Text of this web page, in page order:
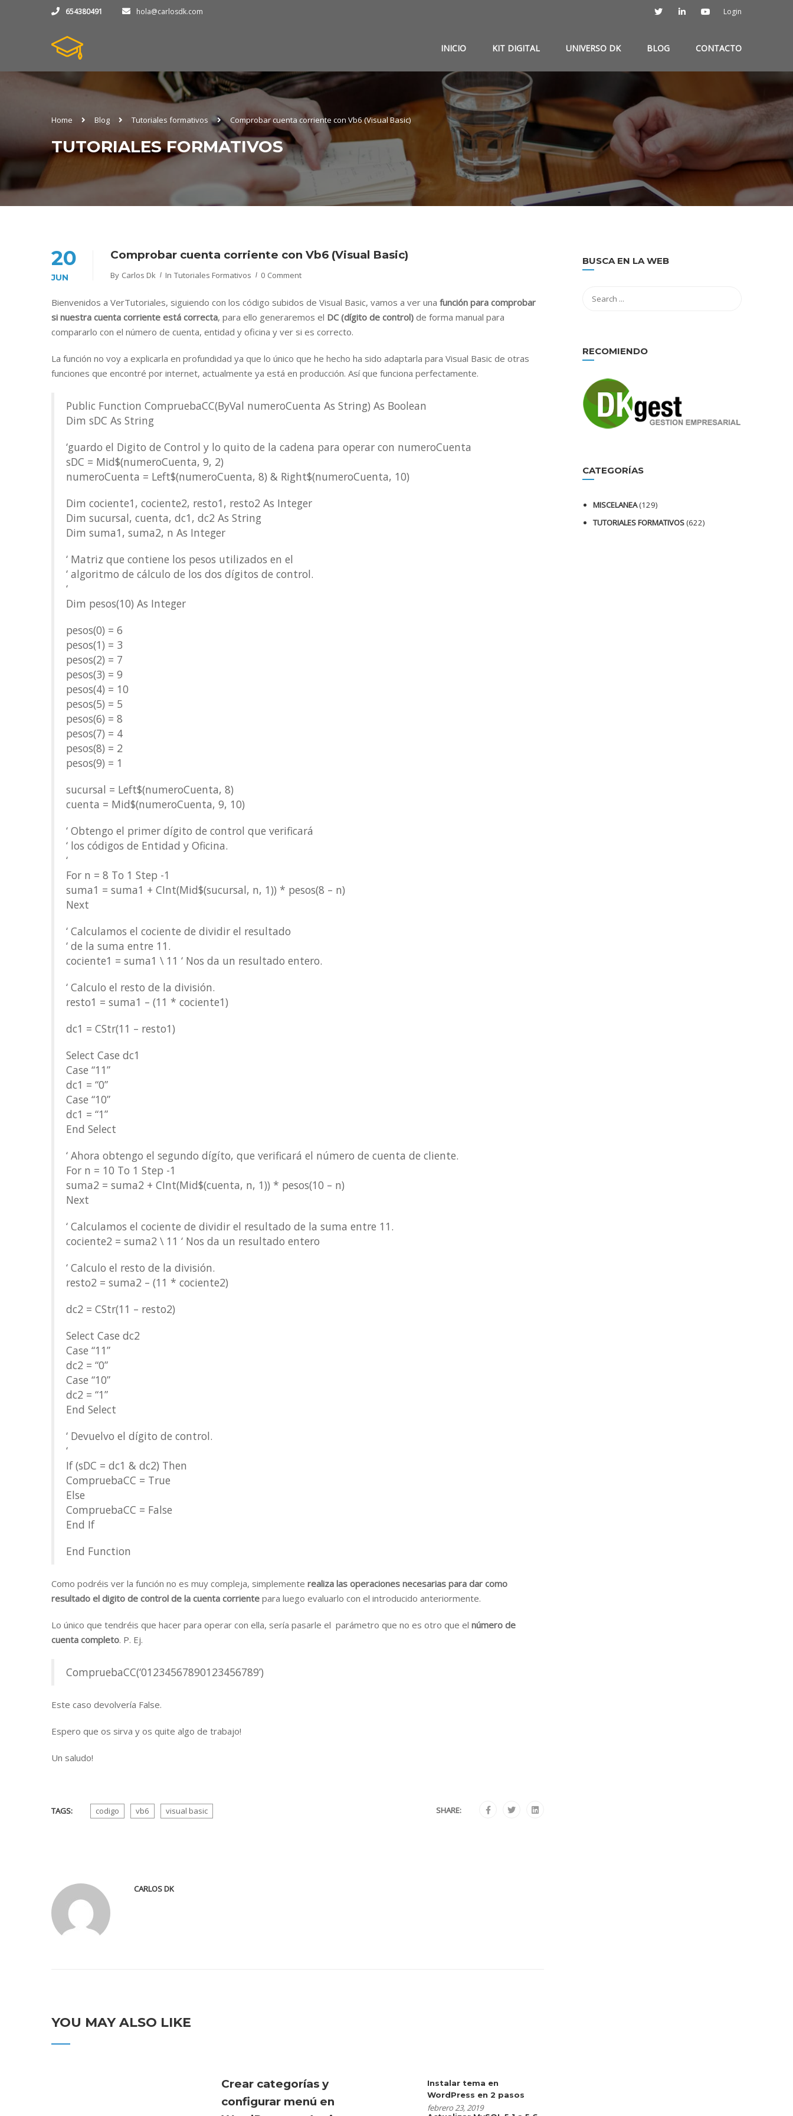
654380491 hola@carlosdk.com Login
INICIO KIT DIGITAL UNIVERSO DK BLOG CONTACTO
Home Blog Tutoriales formativos Comprobar cuenta corriente con Vb6 (Visual Basic)
TUTORIALES FORMATIVOS
20
JUN
Comprobar cuenta corriente con Vb6 (Visual Basic)
By Carlos Dk In Tutoriales Formativos 0 Comment
Bienvenidos a VerTutoriales, siguiendo con los código subidos de Visual Basic, vamos a ver una función para comprobar
si nuestra cuenta corriente está correcta, para ello generaremos el DC (dígito de control) de forma manual para
compararlo con el número de cuenta, entidad y oficina y ver si es correcto.
La función no voy a explicarla en profundidad ya que lo único que he hecho ha sido adaptarla para Visual Basic de otras
funciones que encontré por internet, actualmente ya está en producción. Así que funciona perfectamente.
Public Function CompruebaCC(ByVal numeroCuenta As String) As Boolean
Dim sDC As String
‘guardo el Digito de Control y lo quito de la cadena para operar con numeroCuenta
sDC = Mid$(numeroCuenta, 9, 2)
numeroCuenta = Left$(numeroCuenta, 8) & Right$(numeroCuenta, 10)
Dim cociente1, cociente2, resto1, resto2 As Integer
Dim sucursal, cuenta, dc1, dc2 As String
Dim suma1, suma2, n As Integer
‘ Matriz que contiene los pesos utilizados en el
‘ algoritmo de cálculo de los dos dígitos de control.
‘
Dim pesos(10) As Integer
pesos(0) = 6
pesos(1) = 3
pesos(2) = 7
pesos(3) = 9
pesos(4) = 10
pesos(5) = 5
pesos(6) = 8
pesos(7) = 4
pesos(8) = 2
pesos(9) = 1
sucursal = Left$(numeroCuenta, 8)
cuenta = Mid$(numeroCuenta, 9, 10)
‘ Obtengo el primer dígito de control que verificará
‘ los códigos de Entidad y Oficina.
‘
For n = 8 To 1 Step -1
suma1 = suma1 + CInt(Mid$(sucursal, n, 1)) * pesos(8 – n)
Next
‘ Calculamos el cociente de dividir el resultado
‘ de la suma entre 11.
cociente1 = suma1 \ 11 ‘ Nos da un resultado entero.
‘ Calculo el resto de la división.
resto1 = suma1 – (11 * cociente1)
dc1 = CStr(11 – resto1)
Select Case dc1
Case “11”
dc1 = “0”
Case “10”
dc1 = “1”
End Select
‘ Ahora obtengo el segundo dígíto, que verificará el número de cuenta de cliente.
For n = 10 To 1 Step -1
suma2 = suma2 + CInt(Mid$(cuenta, n, 1)) * pesos(10 – n)
Next
‘ Calculamos el cociente de dividir el resultado de la suma entre 11.
cociente2 = suma2 \ 11 ‘ Nos da un resultado entero
‘ Calculo el resto de la división.
resto2 = suma2 – (11 * cociente2)
dc2 = CStr(11 – resto2)
Select Case dc2
Case “11”
dc2 = “0”
Case “10”
dc2 = “1”
End Select
‘ Devuelvo el dígito de control.
‘
If (sDC = dc1 & dc2) Then
CompruebaCC = True
Else
CompruebaCC = False
End If
End Function
Como podréis ver la función no es muy compleja, simplemente realiza las operaciones necesarias para dar como
resultado el digito de control de la cuenta corriente para luego evaluarlo con el introducido anteriormente.
Lo único que tendréis que hacer para operar con ella, sería pasarle el parámetro que no es otro que el número de
cuenta completo. P. Ej.
CompruebaCC(‘01234567890123456789’)
Este caso devolvería False.
Espero que os sirva y os quite algo de trabajo!
Un saludo!
TAGS: codigo vb6 visual basic SHARE:
CARLOS DK
YOU MAY ALSO LIKE
Crear categorías y
configurar menú en
Instalar tema en
WordPress en 2 pasos
febrero 23, 2019
BUSCA EN LA WEB
RECOMIENDO
CATEGORÍAS
MISCELANEA(129)
TUTORIALES FORMATIVOS(622)